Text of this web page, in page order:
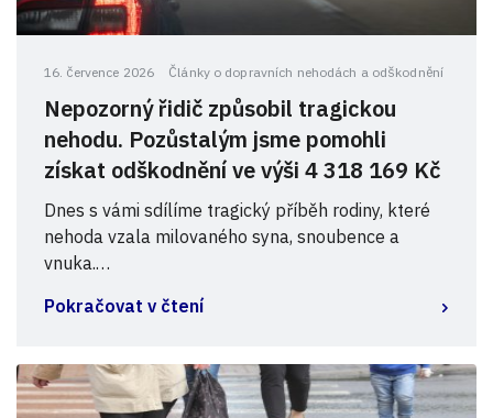
16. července 2026 Články o dopravních nehodách a odškodnění
Nepozorný řidič způsobil tragickou
nehodu. Pozůstalým jsme pomohli
získat odškodnění ve výši 4 318 169 Kč
Dnes s vámi sdílíme tragický příběh rodiny, které
nehoda vzala milovaného syna, snoubence a
vnuka.…
Pokračovat v čtení